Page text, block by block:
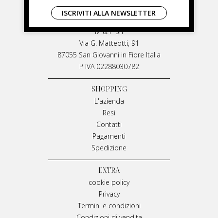
LIVIANA MIRARCHI
M & P Srl
Via G. Matteotti, 91
87055 San Giovanni in Fiore Italia
P IVA 02288030782
SHOPPING
L'azienda
Resi
Contatti
Pagamenti
Spedizione
EXTRA
cookie policy
Privacy
Termini e condizioni
ISCRIVITI ALLA NEWSLETTER